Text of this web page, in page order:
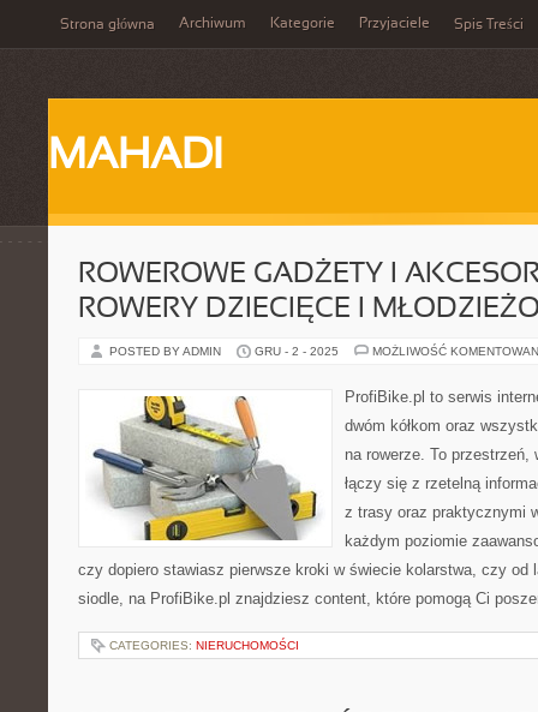
Strona główna Archiwum Kategorie Przyjaciele Spis Treści
MAHADI
ROWEROWE GADŻETY I
ROWERY DZIECIĘCE I
POSTED BY ADMIN GRU - 2 - 2025 MOŻLIWOŚĆ
ProfiBike.pl to serwis
dwóm kółkom oraz
na rowerze. To przestrzeń,
łączy się z rzetelną
z trasy oraz praktycznymi
każdym poziomie
czy dopiero stawiasz pierwsze kroki w świecie kolarstwa, czy od
siodle, na ProfiBike.pl znajdziesz content, które pomogą Ci
CATEGORIES: NIERUCHOMOŚCI